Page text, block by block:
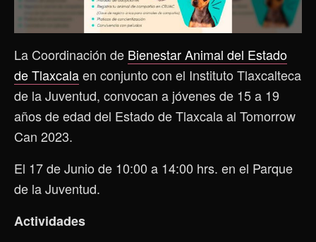
La Coordinación de Bienestar Animal del Estado
de Tlaxcalaen conjunto con el Instituto Tlaxcalteca
de la Juventud, convocan a jóvenes de 15 a 19
años de edad del Estado de Tlaxcala al Tomorrow
Can 2023.
El 17 de Junio de 10:00 a 14:00 hrs. en el Parque
de la Juventud.
Actividades